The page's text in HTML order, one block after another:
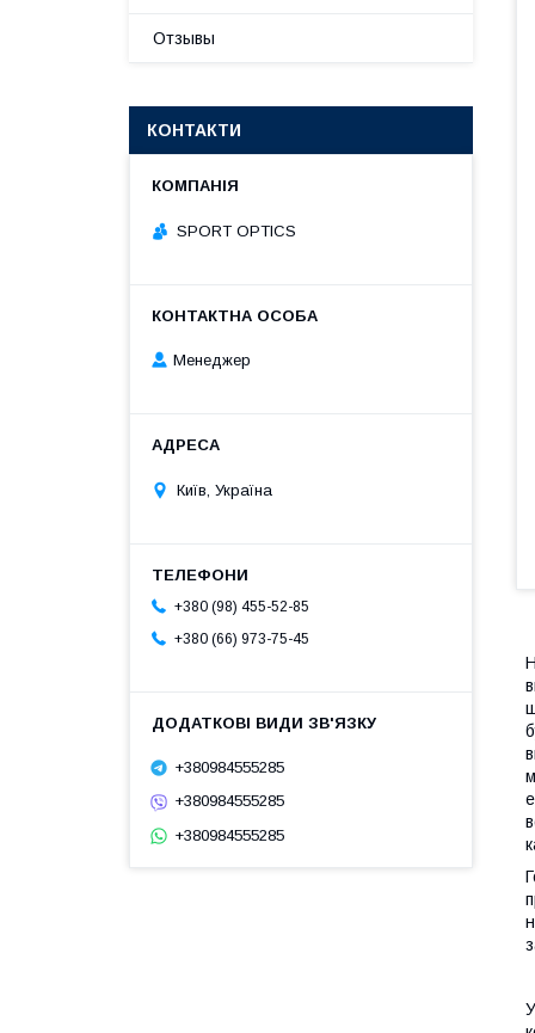
Отзывы
КОНТАКТИ
SPORT OPTICS
Менеджер
Київ, Україна
+380 (98) 455-52-85
+380 (66) 973-75-45
+380984555285
+380984555285
+380984555285